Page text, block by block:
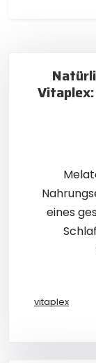
eines
vitaplex